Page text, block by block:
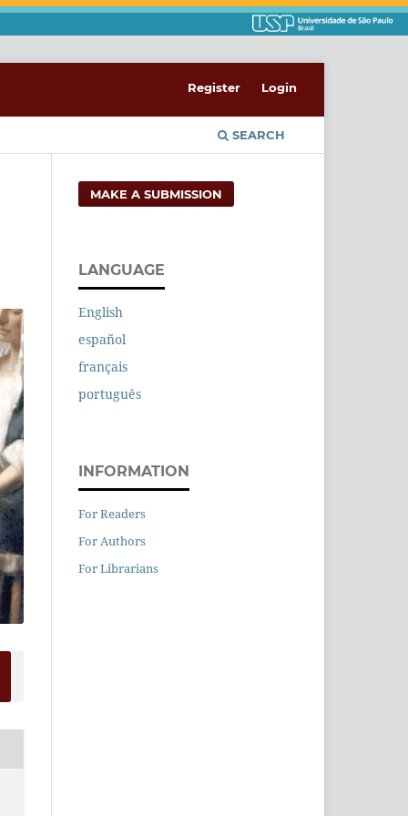
SEARCH
Register Login
MAKE A SUBMISSION
LANGUAGE
English
español
français
português
INFORMATION
For Readers
For Authors
For Librarians